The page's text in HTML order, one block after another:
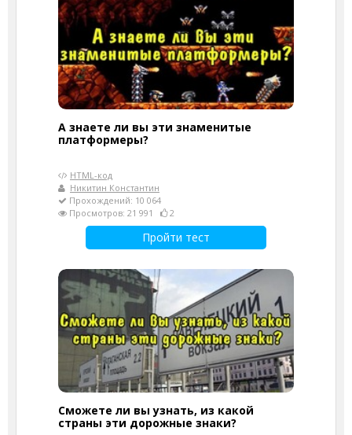
А знаете ли вы эти знаменитые
платформеры?
HTML-код
Никитин Константин
Прохождений: 10 064
Просмотров: 21 991
2
Пройти тест
Сможете ли вы узнать, из какой
страны эти дорожные знаки?